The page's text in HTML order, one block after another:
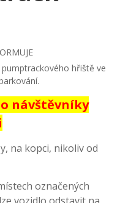
hřiště ve
návštěvníky
na kopci, nikoliv od
označených